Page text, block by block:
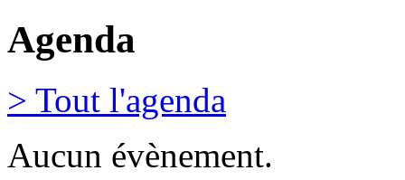
Agenda
> Tout l'agenda
Aucun évènement.